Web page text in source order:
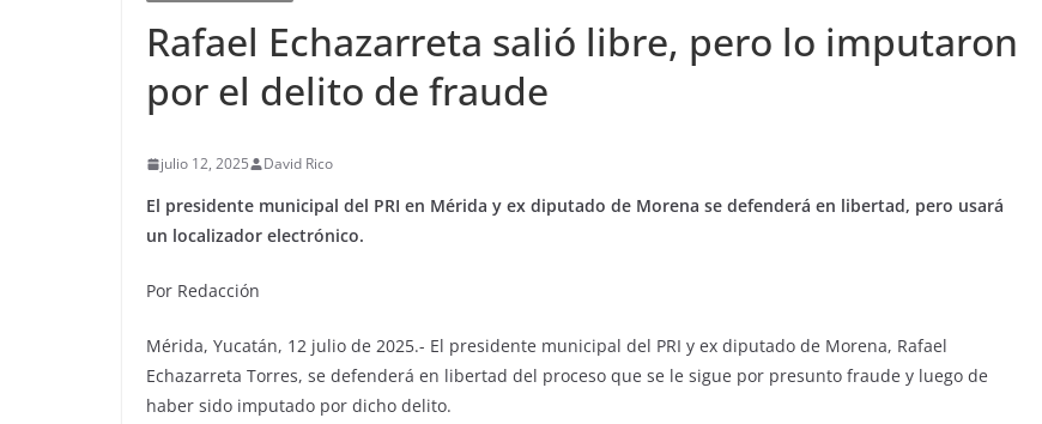
Rafael Echazarreta salió libre, pero lo imputaron
por el delito de fraude
julio 12, 2025 David Rico
El presidente municipal del PRI en Mérida y ex diputado de Morena se defenderá en libertad, pero usará
un localizador electrónico.
Por Redacción
Mérida, Yucatán, 12 julio de 2025.- El presidente municipal del PRI y ex diputado de Morena, Rafael
Echazarreta Torres, se defenderá en libertad del proceso que se le sigue por presunto fraude y luego de
haber sido imputado por dicho delito.